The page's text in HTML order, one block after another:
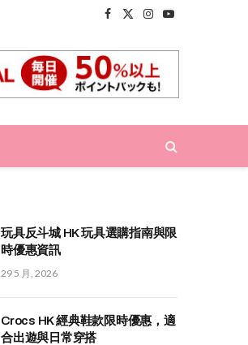
Facebook
X
Instagram
YouTube
玩具反斗城 HK 玩具選購指南與限
時優惠資訊
29 5 月, 2026
Crocs HK 經典鞋款限時優惠，適
合出遊與日常穿搭